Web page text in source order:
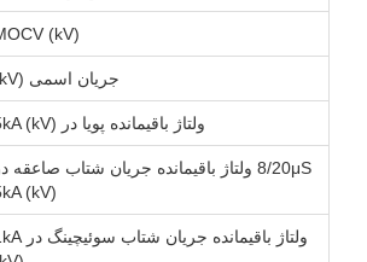
MOCV (kV)
جریان اسمی (kV)
ولتاژ باقیمانده پویا در 5kA (kV)
8/20μS ولتاژ باقیمانده جریان شتاب صاعقه در
5kA (kV)
ولتاژ باقیمانده جریان شتاب سوئیچینگ در 1kA